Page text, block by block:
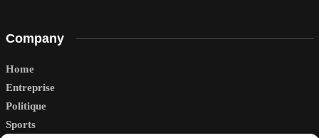
Company
Home
Entreprise
Politique
Sports